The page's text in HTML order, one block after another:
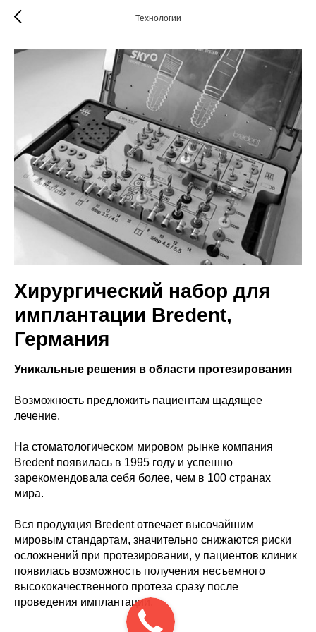
Технологии
Хирургический набор для
имплантации Bredent,
Германия
Уникальные решения в области протезирования
Возможность предложить пациентам щадящее
лечение.
На стоматологическом мировом рынке компания
Bredent появилась в 1995 году и успешно
зарекомендовала себя более, чем в 100 странах
мира.
Вся продукция Bredent отвечает высочайшим
мировым стандартам, значительно снижаются риски
осложнений при протезировании, у пациентов клиник
появилась возможность получения несъемного
высококачественного протеза сразу после
проведения имплантации.